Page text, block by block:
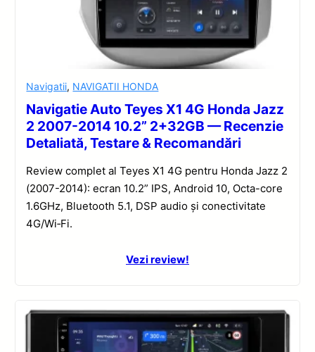
Navigatii, NAVIGATII HONDA
Navigatie Auto Teyes X1 4G Honda Jazz
2 2007-2014 10.2” 2+32GB — Recenzie
Detaliată, Testare & Recomandări
Review complet al Teyes X1 4G pentru Honda Jazz 2
(2007-2014): ecran 10.2” IPS, Android 10, Octa-core
1.6GHz, Bluetooth 5.1, DSP audio și conectivitate
4G/Wi‑Fi.
Vezi review!